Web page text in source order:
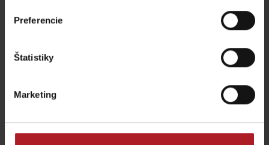
Preferencie
Štatistiky
Marketing
Prosím, pre zobrazenie videa,
akceptujte cookies pre